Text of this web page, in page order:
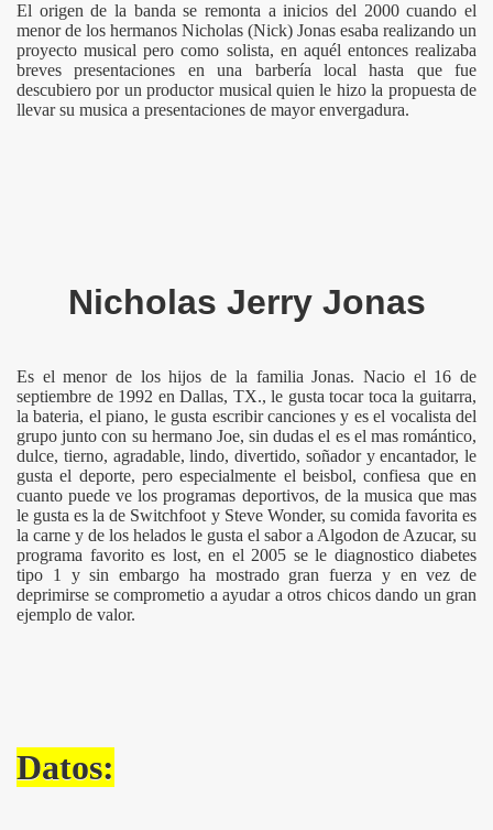
El origen de la banda se remonta a inicios del 2000 cuando el
menor de los hermanos Nicholas (Nick) Jonas esaba realizando un
proyecto musical pero como solista, en aquél entonces realizaba
breves presentaciones en una barbería local hasta que fue
descubiero por un productor musical quien le hizo la propuesta de
llevar su musica a presentaciones de mayor envergadura.
Nicholas Jerry Jonas
Es el menor de los hijos de la familia Jonas. Nacio el 16 de
septiembre de 1992 en Dallas, TX., le gusta tocar toca la guitarra,
la bateria, el piano, le gusta escribir canciones y es el vocalista del
grupo junto con su hermano Joe, sin dudas el es el mas romántico,
dulce, tierno, agradable, lindo, divertido, soñador y encantador, le
gusta el deporte, pero especialmente el beisbol, confiesa que en
cuanto puede ve los programas deportivos, de la musica que mas
le gusta es la de Switchfoot y Steve Wonder, su comida favorita es
la carne y de los helados le gusta el sabor a Algodon de Azucar, su
programa favorito es lost, en el 2005 se le diagnostico diabetes
tipo 1 y sin embargo ha mostrado gran fuerza y en vez de
deprimirse se comprometio a ayudar a otros chicos dando un gran
ejemplo de valor.
Datos: